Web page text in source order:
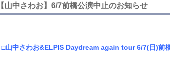
【山中さわお】6/7前橋公演中止のお知らせ
□山中さわお&ELPIS Daydream again tour 6/7(日)前